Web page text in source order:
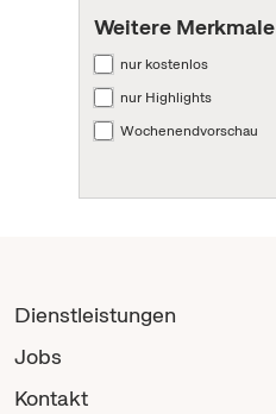
Weitere Merkmale
nur kostenlos
nur Highlights
Wochenendvorschau
Dienstleistungen
Jobs
Kontakt